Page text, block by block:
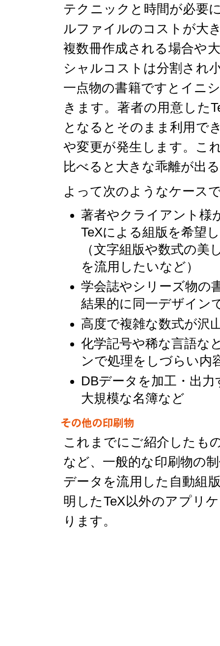
テクニックと時間が必要
ルファイルのコストが大
複数冊作成される場合や
シャルコストは分割され
一点物の書籍ですとイニ
きます。著者の用意した
となるとそのまま利用で
や変更が発生します。こ
比べると大きな乖離が出
よって次のようなケース
著者やクライアント様
TeXによる組版を希望
（文字組版や数式の
を流用したいなど）
学会誌やシリーズ物の
結果的に同一デザイン
高度で複雑な数式が沢
化学記号や稀な言語な
ンで処理をしづらい内
DBデータを加工・出
大規模な名簿など
これまでにご紹介したも
など、一般的な印刷物の
データを流用した自動組
明したTeX以外のアプリ
ります。